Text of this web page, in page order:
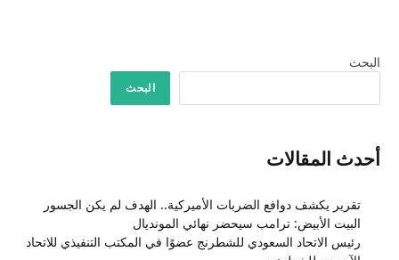
البحث
البحث
أحدث المقالات
تقرير يكشف دوافع الضربات الأميركية.. الهدف لم يكن الجسور
البيت الأبيض: ترامب سيحضر نهائي المونديال
رئيس الاتحاد السعودي للشطرنج عضوًا في المكتب التنفيذي للاتحاد